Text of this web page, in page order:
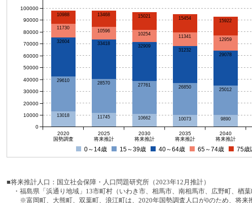
13018 11745 10662 10073 9890
29610
28570 27761 26850 25012
32604 33418
32909
31232
29078
11730
10596
10254 11341
12959
10988 13468 15021 15454 15922
2020
国勢調査
2025
将来推計
2030
将来推計
2035
将来推計
2040
将来推計
0
10000
20000
30000
40000
50000
60000
70000
80000
90000
100000
0～14歳 15～39歳 40～64歳 65～74歳 75歳
■将来推計人口：国立社会保障・人口問題研究所（2023年12月推計）
・福島県「浜通り地域」13市町村（いわき市、相馬市、南相馬市、広野町、楢
※富岡町、大熊町、双葉町、浪江町は、2020年国勢調査人口が0のため、将来